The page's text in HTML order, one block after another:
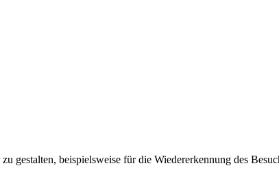
gestalten, beispielsweise für die Wiedererkennung des